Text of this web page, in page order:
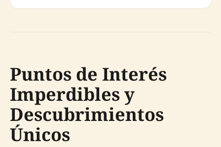
Puntos de Interés
Imperdibles y
Descubrimientos
Únicos